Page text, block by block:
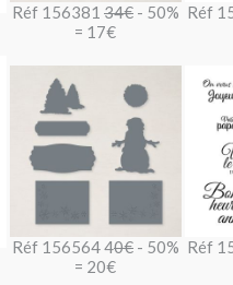
Réf 156381 34€ - 50%
= 17€
Réf
Réf 156564 40€ - 50%
= 20€
Réf